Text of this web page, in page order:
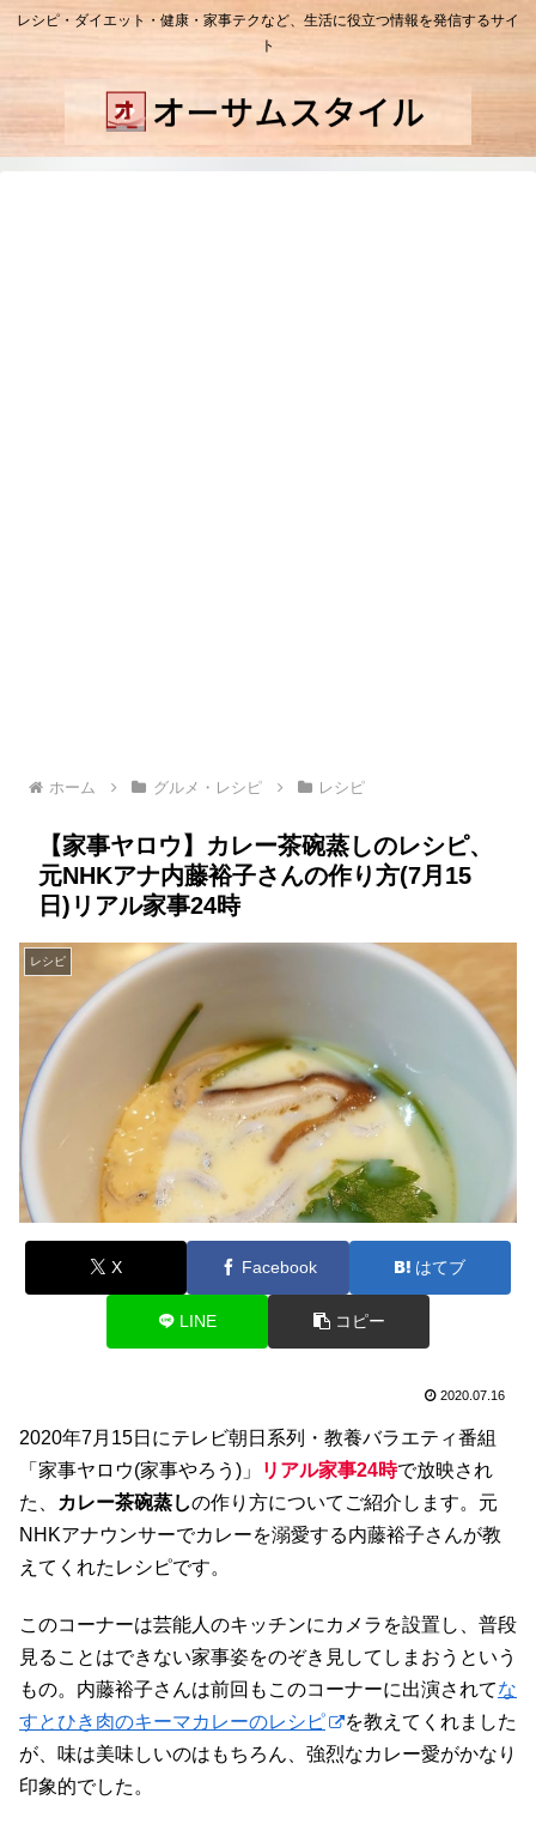
レシピ・ダイエット・健康・家事テクなど、生活に役立つ情報を発信するサイ
ト
ホーム グルメ・レシピ レシピ
【家事ヤロウ】カレー茶碗蒸しのレシピ、
元NHKアナ内藤裕子さんの作り方(7月15
日)リアル家事24時
レシピ
X Facebook はてブ
LINE コピー
2020.07.16
2020年7月15日にテレビ朝日系列・教養バラエティ番組
「家事ヤロウ(家事やろう)」
リアル家事24時で放映され
た、
カレー茶碗蒸しの作り方についてご紹介します。元
NHKアナウンサーでカレーを溺愛する内藤裕子さんが教
えてくれたレシピです。
このコーナーは芸能人のキッチンにカメラを設置し、普段
見ることはできない家事姿をのぞき見してしまおうという
もの。内藤裕子さんは前回もこのコーナーに出演されてな
すとひき肉のキーマカレーのレシピ
を教えてくれました
が、味は美味しいのはもちろん、強烈なカレー愛がかなり
印象的でした。